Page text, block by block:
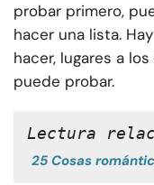
probar primero,
hacer una lista.
hacer, lugares a
puede probar.
Lectura
25 Cosas